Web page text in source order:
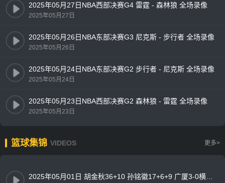
2025年05月27日NBA西部决赛G4 雷霆 - 森林狼 全场录像
2025年05月27日
2025年05月26日NBA东部决赛G3 尼克斯 - 步行者 全场录像
2025年05月26日
2025年05月24日NBA东部决赛G2 步行者 - 尼克斯 全场录像
2025年05月24日
2025年05月23日NBA西部决赛G2 森林狼 - 雷霆 全场录像
2025年05月23日
篮球集锦 VIDEOS 更多>